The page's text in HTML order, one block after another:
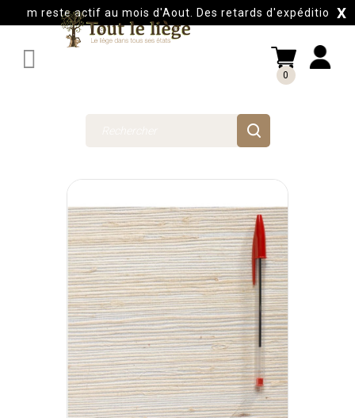
reste actif au mois d'Aout. Des retards d'expéditions X

0